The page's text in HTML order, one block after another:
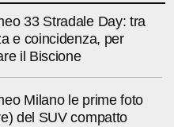
33 Stradale Day: tra
e coincidenza, per
il Biscione
Milano le prime foto
del SUV compatto